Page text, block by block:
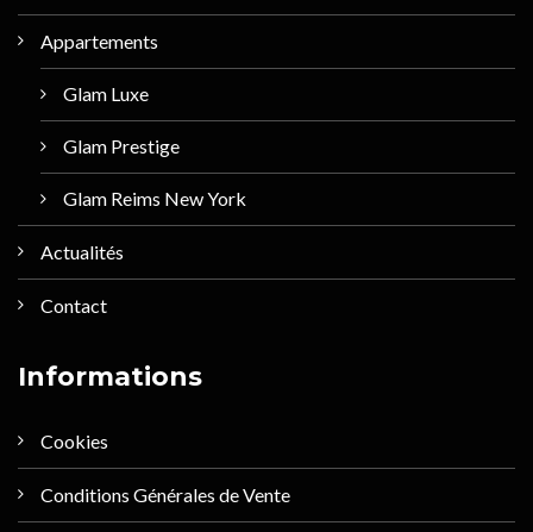
Appartements
Glam Luxe
Glam Prestige
Glam Reims New York
Actualités
Contact
Informations
Cookies
Conditions Générales de Vente